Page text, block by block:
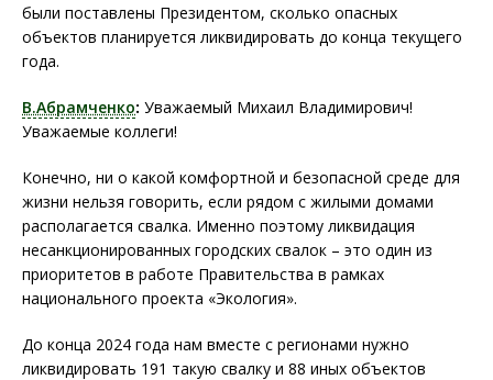
были поставлены Президентом, сколько опасных
объектов планируется ликвидировать до конца текущего
года.
В.Абрамченко: Уважаемый Михаил Владимирович!
Уважаемые коллеги!
Конечно, ни о какой комфортной и безопасной среде для
жизни нельзя говорить, если рядом с жилыми домами
располагается свалка. Именно поэтому ликвидация
несанкционированных городских свалок – это один из
приоритетов в работе Правительства в рамках
национального проекта «Экология».
До конца 2024 года нам вместе с регионами нужно
ликвидировать 191 такую свалку и 88 иных объектов